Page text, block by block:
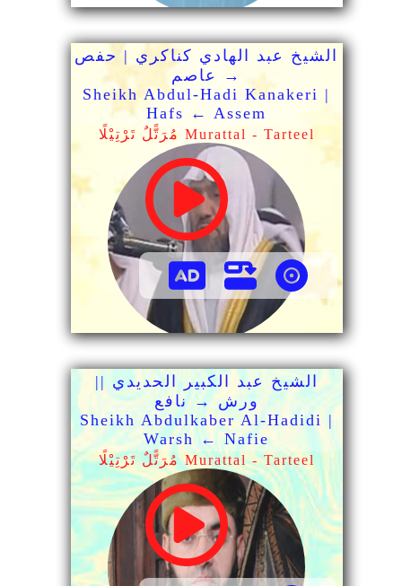
الشيخ عبد الهادي كناكري | حفص
→ عاصم
Sheikh Abdul-Hadi Kanakeri |
Hafs ← Assem
مُرَتًّلٌ تَرْتِيْلًا Murattal - Tarteel
الشيخ عبد الكبير الحديدي ||
ورش → نافع
Sheikh Abdulkaber Al-Hadidi |
Warsh ← Nafie
مُرَتًّلٌ تَرْتِيْلًا Murattal - Tarteel